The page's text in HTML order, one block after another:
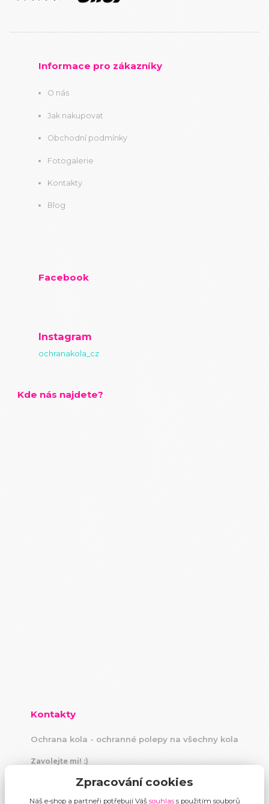
Informace pro zákazníky
O nás
Jak nakupovat
Obchodní podmínky
Fotogalerie
Kontakty
Blog
Facebook
Instagram
ochranakola_cz
Kde nás najdete?
Kontakty
Ochrana kola - ochranné polepy na všechny kola
Zavolejte mi! :)
(Po-Pá, 9 -18 hod)Zpracování cookies
Náš e-shop a partneři potřebují Váš souhlass použitím souborů